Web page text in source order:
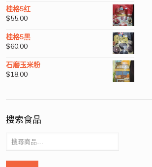
桂格5红
$55.00
桂格5黒
$60.00
石磨玉米粉
$18.00
搜索食品